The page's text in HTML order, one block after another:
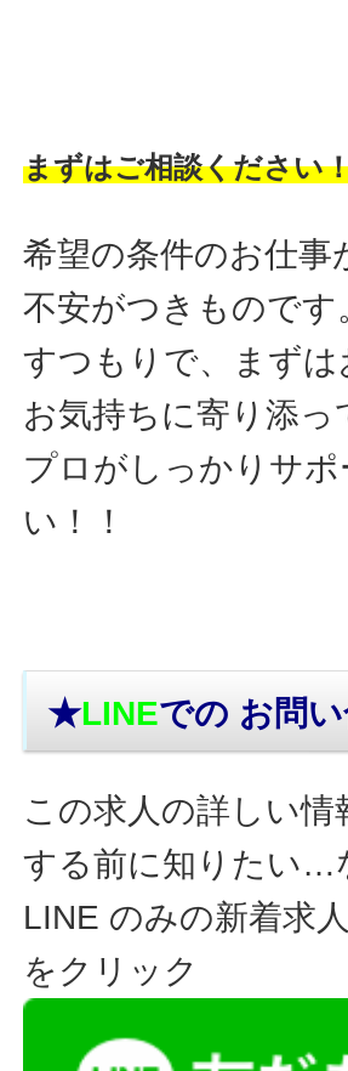
まずはご相談ください
希望の条件のお仕
不安がつきもので
すつもりで、まず
お気持ちに寄り添
プロがしっかりサ
い！！
★LINEでの お問
この求人の詳しい
する前に知りたい…
LINE のみの新着求
をクリック